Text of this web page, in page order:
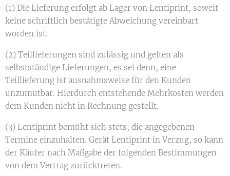
(1) Die Lieferung erfolgt ab Lager von Lentiprint, soweit
keine schriftlich bestätigte Abweichung vereinbart
worden ist.
(2) Teillieferungen sind zulässig und gelten als
selbstständige Lieferungen, es sei denn, eine
Teillieferung ist ausnahmsweise für den Kunden
unzumutbar. Hierdurch entstehende Mehrkosten werden
dem Kunden nicht in Rechnung gestellt.
(3) Lentiprint bemüht sich stets, die angegebenen
Termine einzuhalten. Gerät Lentiprint in Verzug, so kann
der Käufer nach Maßgabe der folgenden Bestimmungen
von dem Vertrag zurücktreten.